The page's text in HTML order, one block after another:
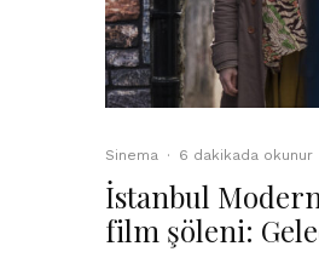
Sinema · 6 dakikada okunur
İstanbul Modern
film şöleni: